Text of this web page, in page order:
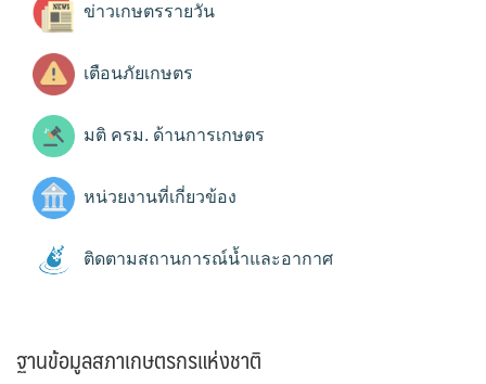
ข่าวเกษตรรายวัน
เตือนภัยเกษตร
มติ ครม. ด้านการเกษตร
หน่วยงานที่เกี่ยวข้อง
ติดตามสถานการณ์น้ำและอากาศ
ฐานข้อมูลสภาเกษตรกรแห่งชาติ